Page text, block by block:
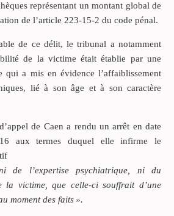
représentant un montant global de
de l’article 223-15-2 du code pénal.
de ce délit, le tribunal a notamment
de la victime était établie par une
qui a mis en évidence l’affaiblissement
lié à son âge et à son caractère
de Caen a rendu un arrêt en date
aux termes duquel elle infirme le
de l’expertise psychiatrique, ni du
la victime, que celle-ci souffrait d’une
moment des faits ».